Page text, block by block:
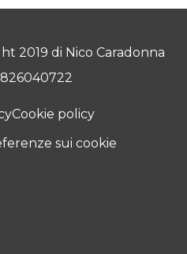
2019 di Nico Caradonna
Cookie policy
sui cookie